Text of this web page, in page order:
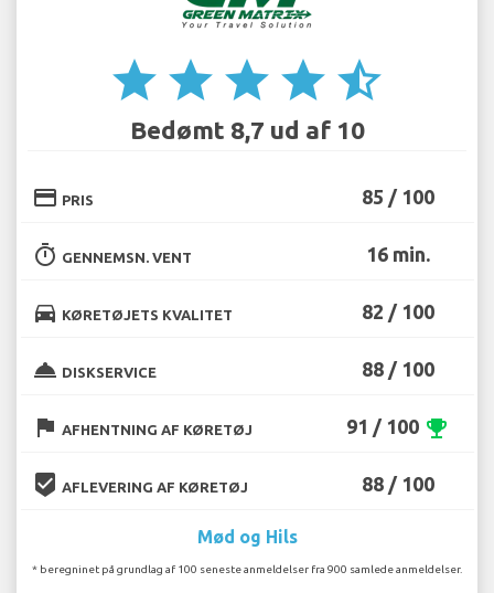
star star star star star_half
Bedømt 8,7 ud af 10
credit_card PRIS 85 / 100
timer GENNEMSN. VENT 16 min.
directions_car KØRETØJETS KVALITET 82 / 100
room_service DISKSERVICE 88 / 100
flag AFHENTNING AF KØRETØJ 91 / 100 emoji_events
beenhere AFLEVERING AF KØRETØJ 88 / 100
Mød og Hils
* beregninet på grundlag af 100 seneste anmeldelser fra 900 samlede anmeldelser.